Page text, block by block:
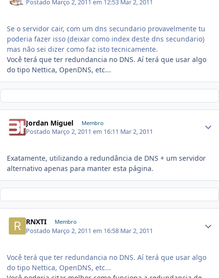
Postado Março 2, 2011 em 12:53 Mar 2, 2011
Se o servidor cair, com um dns secundario provavelmente tu
poderia fazer isso (deixar como index deste dns secundario)
mas não sei dizer como faz isto tecnicamente.
Você terá que ter redundancia no DNS. Aí terá que usar algo
do tipo Nettica, OpenDNS, etc...
Jordan Miguel Membro
Postado Março 2, 2011 em 16:11 Mar 2, 2011
Exatamente, utilizando a redundância de DNS + um servidor
alternativo apenas para manter esta página.
RNXTI Membro
Postado Março 2, 2011 em 16:58 Mar 2, 2011
Você terá que ter redundancia no DNS. Aí terá que usar algo
do tipo Nettica, OpenDNS, etc...